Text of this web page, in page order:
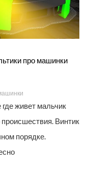
про машинки
живет мальчик
происшествия. Винтик
порядке.